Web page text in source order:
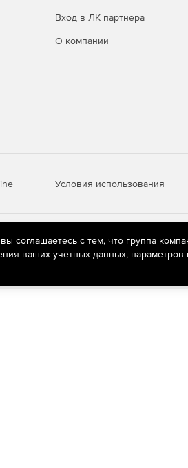
Вход в ЛК партнера
О компании
Условия использования
технологии(информационные
сети «Интернет»,
соглашаетесь с тем, что группа
ваших учетных данных, параметров